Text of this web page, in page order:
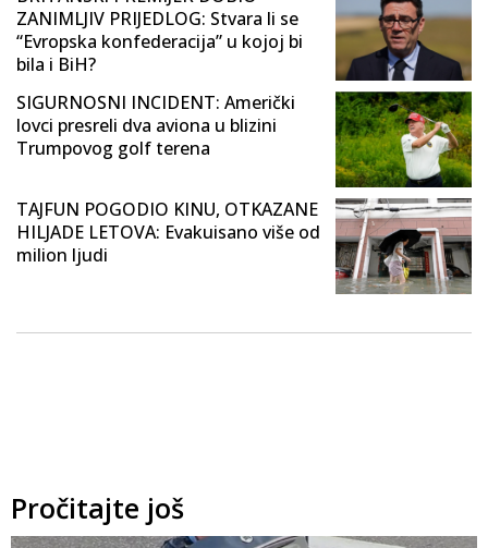
ZANIMLJIV PRIJEDLOG: Stvara li se
“Evropska konfederacija” u kojoj bi
bila i BiH?
SIGURNOSNI INCIDENT: Američki
lovci presreli dva aviona u blizini
Trumpovog golf terena
TAJFUN POGODIO KINU, OTKAZANE
HILJADE LETOVA: Evakuisano više od
milion ljudi
Pročitajte još